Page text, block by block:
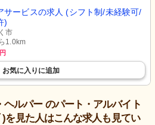
サービスの求人 (シフト制/未経験可/
)
市
1.0km
円
お気に入り に追加
ルパー のパート・アルバイト
を見た人はこんな求人も見てい